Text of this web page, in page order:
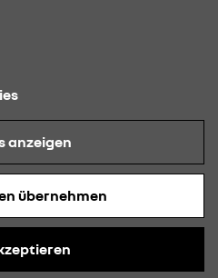
anzeigen
übernehmen